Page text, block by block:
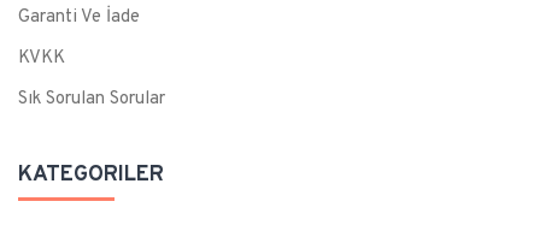
Garanti Ve İade
KVKK
Sık Sorulan Sorular
KATEGORILER